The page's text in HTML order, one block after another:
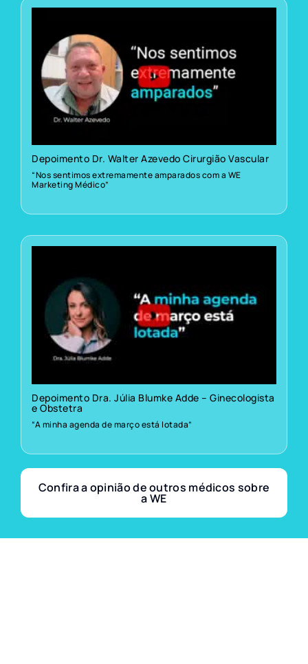
Depoimento Dr. Walter Azevedo Cirurgião Vascular
“Nos sentimos extremamente amparados com a WE
Marketing Médico”
Depoimento Dra. Júlia Blumke Adde – Ginecologista
e Obstetra
“A minha agenda de março está lotada”
Confira a opinião de outros médicos sobre
a WE